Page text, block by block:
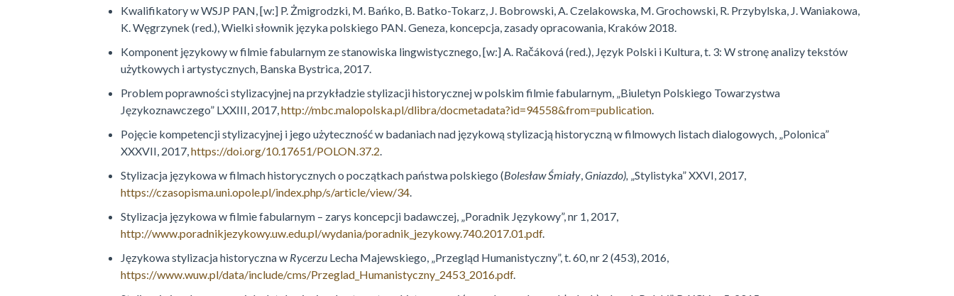
Kwalifikatory w WSJP PAN, [w:] P. Żmigrodzki, M. Bańko, B. Batko-Tokarz, J. Bobrowski, A. Czelakowska, M. Grochowski, R. Przybylska, J. Waniakowa,
K. Węgrzynek (red.), Wielki słownik języka polskiego PAN. Geneza, koncepcja, zasady opracowania, Kraków 2018.
Komponent językowy w filmie fabularnym ze stanowiska lingwistycznego, [w:] A. Račáková (red.), Język Polski i Kultura, t. 3: W stronę analizy tekstów
użytkowych i artystycznych, Banska Bystrica, 2017.
Problem poprawności stylizacyjnej na przykładzie stylizacji historycznej w polskim filmie fabularnym, „Biuletyn Polskiego Towarzystwa
Językoznawczego” LXXIII, 2017,http://mbc.malopolska.pl/dlibra/docmetadata?id=94558&from=publication.
Pojęcie kompetencji stylizacyjnej i jego użyteczność w badaniach nad językową stylizacją historyczną w filmowych listach dialogowych, „Polonica”
XXXVII, 2017,https://doi.org/10.17651/POLON.37.2.
Stylizacja językowa w filmach historycznych o początkach państwa polskiego (Bolesław Śmiały,Gniazdo), „Stylistyka” XXVI, 2017,
https://czasopisma.uni.opole.pl/index.php/s/article/view/34.
Stylizacja językowa w filmie fabularnym – zarys koncepcji badawczej, „Poradnik Językowy”, nr 1, 2017,
http://www.poradnikjezykowy.uw.edu.pl/wydania/poradnik_jezykowy.740.2017.01.pdf.
Językowa stylizacja historyczna w Rycerzu Lecha Majewskiego, „Przegląd Humanistyczny”, t. 60, nr 2 (453), 2016,
https://www.wuw.pl/data/include/cms/Przeglad_Humanistyczny_2453_2016.pdf.